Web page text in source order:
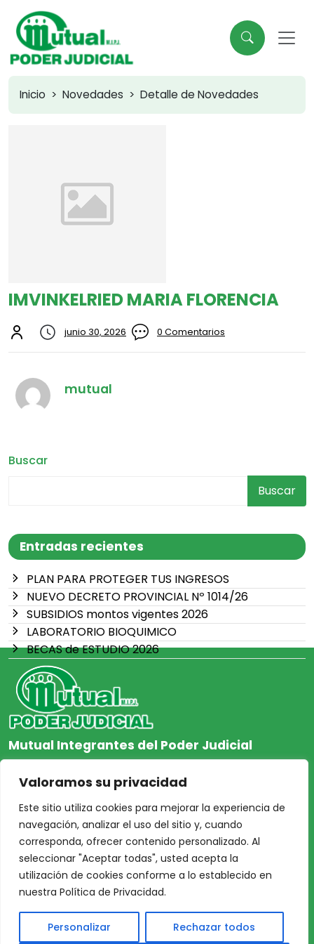
Valoramos su privacidad
Este sitio utiliza cookies para mejorar la experiencia de
navegación, analizar el uso del sitio y, cuando
corresponda, ofrecer contenido personalizado. Al
seleccionar "Aceptar todas", usted acepta la
utilización de cookies conforme a lo establecido en
nuestra Política de Privacidad.
Personalizar Rechazar todos
Buscar
Buscar
Entradas recientes
PLAN PARA PROTEGER TUS INGRESOS
NUEVO DECRETO PROVINCIAL Nº 1014/26
SUBSIDIOS montos vigentes 2026
LABORATORIO BIOQUIMICO
BECAS de ESTUDIO 2026
Inicio Novedades Detalle de Novedades
IMVINKELRIED MARIA FLORENCIA
junio 30, 2026 0 Comentarios
mutual
Mutual Integrantes del Poder Judicial
afiliacion@mjpj.org.ar
+54 9 342 467-4510
NOSOTROS
Inicio
Acceso Asociados
Nosotros
CENTRO DE AYUDA
Protección de Datos
Personales